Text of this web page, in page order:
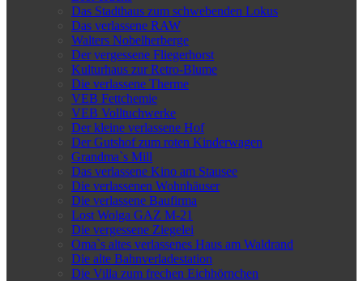
Das Stadthaus zum schwebenden Lokus
Das verlassene RAW
Walters Nobelherberge
Der vergessene Fliegerhorst
Kulturhaus zur Retro-Blume
Die verlassene Therme
VEB Fettchemie
VEB Volltuchwerke
Der kleine verlassene Hof
Der Gutshof zum roten Kinderwagen
Grandma`s Mill
Das verlassene Kino am Stausee
Die verlassenen Wohnhäuser
Die verlassene Baufirma
Lost Wolga GAZ M-21
Die vergessene Ziegelei
Oma`s altes verlassenes Haus am Waldrand
Die alte Bahnverladestation
Die Villa zum frechen Eichhörnchen